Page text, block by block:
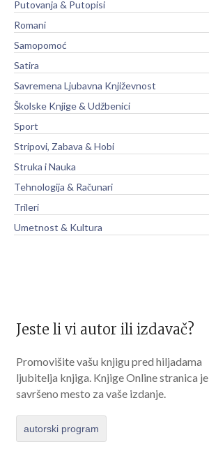
Putovanja & Putopisi
Romani
Samopomoć
Satira
Savremena Ljubavna Književnost
Školske Knjige & Udžbenici
Sport
Stripovi, Zabava & Hobi
Struka i Nauka
Tehnologija & Računari
Trileri
Umetnost & Kultura
Jeste li vi autor ili izdavač?
Promovišite vašu knjigu pred hiljadama
ljubitelja knjiga. Knjige Online stranica je
savršeno mesto za vaše izdanje.
autorski program